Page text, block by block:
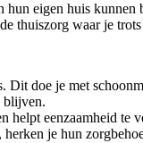
eigen huis
thuiszorg waar je
doe je met
blijven.
helpt eenzaamheid te
je hun